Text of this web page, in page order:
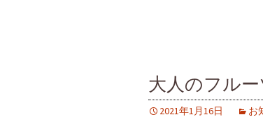
大人のフル
2021年1月16日 お